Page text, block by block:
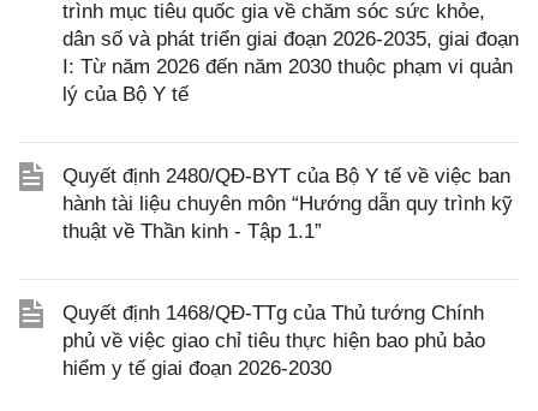
trình mục tiêu quốc gia về chăm sóc sức khỏe,
dân số và phát triển giai đoạn 2026-2035, giai đoạn
I: Từ năm 2026 đến năm 2030 thuộc phạm vi quản
lý của Bộ Y tế
Quyết định 2480/QĐ-BYT của Bộ Y tế về việc ban
hành tài liệu chuyên môn “Hướng dẫn quy trình kỹ
thuật về Thần kinh - Tập 1.1”
Quyết định 1468/QĐ-TTg của Thủ tướng Chính
phủ về việc giao chỉ tiêu thực hiện bao phủ bảo
hiểm y tế giai đoạn 2026-2030